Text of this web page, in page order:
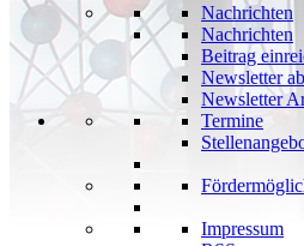
Nachrichten
Nachrichten
Beitrag
Newsletter
Newsletter
Termine
Impressum